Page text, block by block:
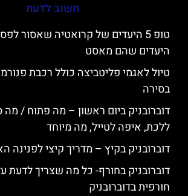
חשוב לדעת
טופ 5 היעדים של קרואטיה שאסור
היעדים שהם מאסט
טיול לאגמי פליטביצה כולל רכבת
בסירה
דוברובניק ביום ראשון – מה פתוח / מה
ללכת, איפה לטייל, מה מיוחד
דוברובניק בקיץ – מדריך קיצי לפנינה
דוברובניק בחורף- כל מה שצריך לדעת
חורפית בדוברובניק